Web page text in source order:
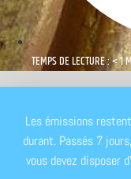
TEMPS DE LECTURE : < 1
Les émissions
durant. Passés 7
vous devez disposer